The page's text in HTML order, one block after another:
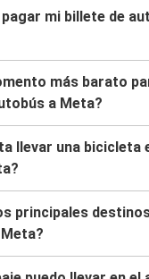
mi billete de
más barato
a Meta?
llevar una bicicleta
principales